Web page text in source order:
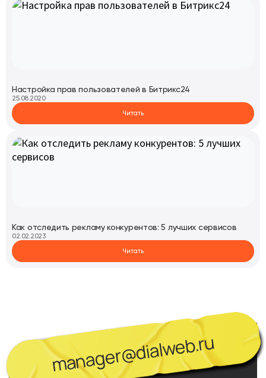
Настройка прав пользователей в Битрикс24
25.08.2020
Читать
Как отследить рекламу конкурентов: 5 лучших сервисов
02.02.2023
Читать
manager@dialweb.ru